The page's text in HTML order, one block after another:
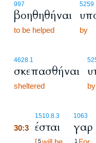
997
βοηθηθήναι
to be helped
5259
by
4628.1
σκεπασθήναι
sheltered by
1510.8.3
30:3 έσται
5
1063
γαρ
1